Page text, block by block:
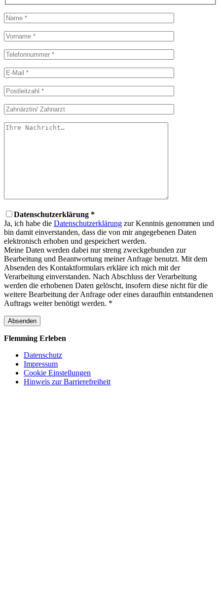
Datenschutzerklärung *
Ja, ich habe die Datenschutzerklärung zur Kenntnis genommen und
bin damit einverstanden, dass die von mir angegebenen Daten
elektronisch erhoben und gespeichert werden.
Meine Daten werden dabei nur streng zweckgebunden zur
Bearbeitung und Beantwortung meiner Anfrage benutzt. Mit dem
Absenden des Kontaktformulars erkläre ich mich mit der
Verarbeitung einverstanden. Nach Abschluss der Verarbeitung
werden die erhobenen Daten gelöscht, insofern diese nicht für die
weitere Bearbeitung der Anfrage oder eines daraufhin entstandenen
Auftrags weiter benötigt werden. *
Flemming Erleben
Datenschutz
Impressum
Cookie Einstellungen
Hinweis zur Barrierefreiheit